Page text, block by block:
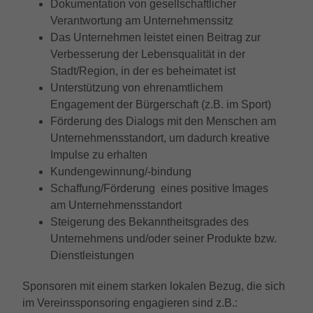
Dokumentation von gesellschaftlicher
Verantwortung am Unternehmenssitz
Das Unternehmen leistet einen Beitrag zur
Verbesserung der Lebensqualität in der
Stadt/Region, in der es beheimatet ist
Unterstützung von ehrenamtlichem
Engagement der Bürgerschaft (z.B. im Sport)
Förderung des Dialogs mit den Menschen am
Unternehmensstandort, um dadurch kreative
Impulse zu erhalten
Kundengewinnung/-bindung
Schaffung/Förderung eines positive Images
am Unternehmensstandort
Steigerung des Bekanntheitsgrades des
Unternehmens und/oder seiner Produkte bzw.
Dienstleistungen
Sponsoren mit einem starken lokalen Bezug, die sich
im Vereinssponsoring engagieren sind z.B.:
Anbieter TYPO3
Laufzeit 1 Jahr
Zweck
Enthält die gewählten Tracking-Optin-
Einstellungen.
Zweck
Kampagnendaten zu berechnen und die
Nutzung der Website für den
Analysebericht der Website zu verfolgen.
Die Cookies speichern Informationen
anonym und weisen eine randoly
generierte Nummer zu, um eindeutige
Besucher zu identifizieren.
Name
Anbieter Google LLC
Laufzeit 1 Tag
Zweck
Dieses Cookie wird von Google Analytics
installiert. Das Cookie wird verwendet, um
Besucher eine Website nutzen, und hilft
bei der Erstellung eines Analyseberichts
Anbieter Google LLC
Laufzeit 6 Monate
Zweck
Das NID-Cookie enthält eine eindeutige
ID, über die Google Ihre bevorzugten
Einstellungen und andere Informationen
speichert, insbesondere Ihre bevorzugte
Sprache (z. B. Deutsch), wie viele
Suchergebnisse pro Seite angezeigt
werden sollen (z. B. 10 oder 20) und ob
der Google SafeSearch-Filter aktiviert sein
soll.
Externe Inhalte
Wir verwenden auf unserer Website externe Inhalte, um
Ihnen zusätzliche Informationen anzubieten.